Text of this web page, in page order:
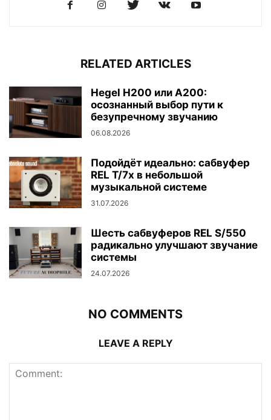
RELATED ARTICLES
Hegel H200 или A200:
осознанный выбор пути к
безупречному звучанию
06.08.2026
Подойдёт идеально: сабвуфер
REL T/7x в небольшой
музыкальной системе
31.07.2026
Шесть сабвуферов REL S/550
радикально улучшают звучание
системы
24.07.2026
NO COMMENTS
LEAVE A REPLY